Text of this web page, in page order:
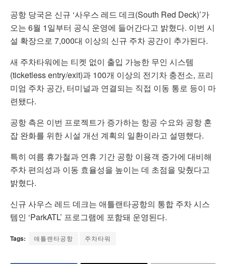
공항 당국은 신규 ‘사우스 레드 데크(South Red Deck)’가
오는 6월 1일부터 공식 운영에 들어간다고 밝혔다. 이번 시
설 확장으로 7,000대 이상의 신규 주차 공간이 추가된다.
새 주차타워에는 티켓 없이 출입 가능한 무인 시스템
(ticketless entry/exit)과 100개 이상의 전기차 충전소, 프리
미엄 주차 공간, 터미널과 연결되는 직접 이동 통로 등이 마
련됐다.
공항 측은 이번 프로젝트가 증가하는 항공 수요와 공항 혼
잡 완화를 위한 시설 개선 계획의 일환이라고 설명했다.
특히 여름 휴가철과 연휴 기간 공항 이용객 증가에 대비해
주차 편의성과 이동 효율성을 높이는 데 초점을 맞췄다고
밝혔다.
신규 사우스 레드 데크는 애틀랜타공항의 통합 주차 시스
템인 ‘ParkATL’ 프로그램에 포함돼 운영된다.
Tags: 애틀랜타공항 주차타워